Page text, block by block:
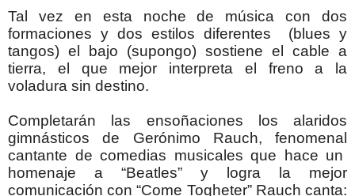
Tal vez en esta noche de música con dos
formaciones y dos estilos diferentes (blues y
tangos) el bajo (supongo) sostiene el cable a
tierra, el que mejor interpreta el freno a la
voladura sin destino.
Completarán las ensoñaciones los alaridos
gimnásticos de Gerónimo Rauch, fenomenal
cantante de comedias musicales que hace un
homenaje a “Beatles” y logra la mejor
comunicación con “Come Togheter” Rauch canta: